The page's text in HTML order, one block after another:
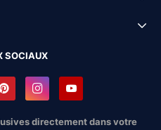
SOCIAUX
directement dans votre